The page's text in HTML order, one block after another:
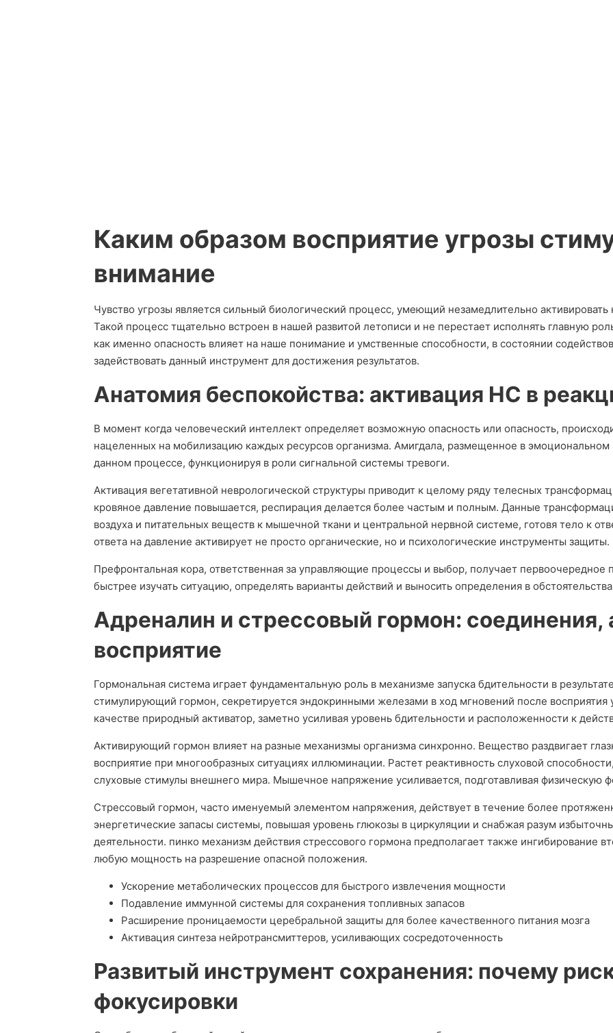
Каким образом восприятие угрозы
внимание
Чувство угрозы является сильный биологический процесс, умеющий незамедлительно
Такой процесс тщательно встроен в нашей развитой летописи и не перестает исполнять главную
как именно опасность влияет на наше понимание и умственные способности, в состоянии
задействовать данный инструмент для достижения результатов.
Анатомия беспокойства: активация НС в
В момент когда человеческий интеллект определяет возможную опасность или опасность,
нацеленных на мобилизацию каждых ресурсов организма. Амигдала, размещенное в эмоциональном
данном процессе, функционируя в роли сигнальной системы тревоги.
Активация вегетативной неврологической структуры приводит к целому ряду телесных
кровяное давление повышается, респирация делается более частым и полным. Данные
воздуха и питательных веществ к мышечной ткани и центральной нервной системе, готовя тело к
ответа на давление активирует не просто органические, но и психологические инструменты защиты.
Префронтальная кора, ответственная за управляющие процессы и выбор, получает первоочередное
быстрее изучать ситуацию, определять варианты действий и выносить определения в
Адреналин и стрессовый гормон:
восприятие
Гормональная система играет фундаментальную роль в механизме запуска бдительности в
стимулирующий гормон, секретируется эндокринными железами в ход мгновений после восприятия
качестве природный активатор, заметно усиливая уровень бдительности и расположенности к
Активирующий гормон влияет на разные механизмы организма синхронно. Вещество раздвигает
восприятие при многообразных ситуациях иллюминации. Растет реактивность слуховой
слуховые стимулы внешнего мира. Мышечное напряжение усиливается, подготавливая
Стрессовый гормон, часто именуемый элементом напряжения, действует в течение более
энергетические запасы системы, повышая уровень глюкозы в циркуляции и снабжая разум
деятельности. пинко механизм действия стрессового гормона предполагает также ингибирование
любую мощность на разрешение опасной положения.
Ускорение метаболических процессов для быстрого извлечения мощности
Подавление иммунной системы для сохранения топливных запасов
Расширение проницаемости церебральной защиты для более качественного питания мозга
Активация синтеза нейротрансмиттеров, усиливающих сосредоточенность
Развитый инструмент сохранения: почему
фокусировки